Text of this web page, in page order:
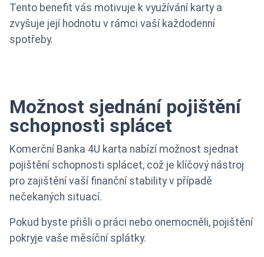
Tento benefit vás motivuje k využívání karty a
zvyšuje její hodnotu v rámci vaší každodenní
spotřeby.
Možnost sjednání pojištění
schopnosti splácet
Komerční Banka 4U karta nabízí možnost sjednat
pojištění schopnosti splácet, což je klíčový nástroj
pro zajištění vaší finanční stability v případě
nečekaných situací.
Pokud byste přišli o práci nebo onemocněli, pojištění
pokryje vaše měsíční splátky.